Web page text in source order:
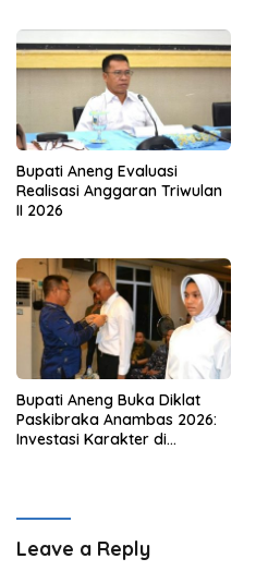
Bupati Aneng Evaluasi
Realisasi Anggaran Triwulan
II 2026
Bupati Aneng Buka Diklat
Paskibraka Anambas 2026:
Investasi Karakter di
Leave a Reply